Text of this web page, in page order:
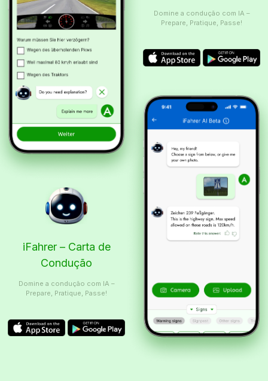
iFahrer – Carta de
Condução
Domine a condução com IA –
Prepare, Pratique, Passe!
Domine a condução com IA –
Prepare, Pratique, Passe!